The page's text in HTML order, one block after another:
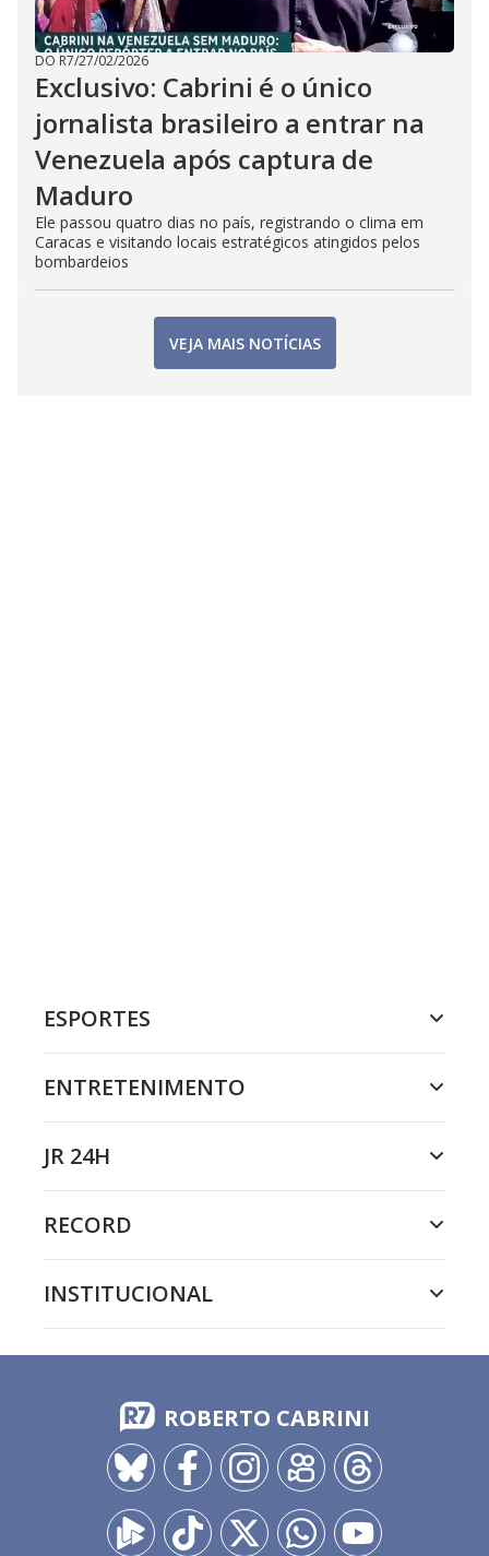
DO R7/27/02/2026
Exclusivo: Cabrini é o único
jornalista brasileiro a entrar na
Venezuela após captura de
Maduro
Ele passou quatro dias no país, registrando o clima em
Caracas e visitando locais estratégicos atingidos pelos
bombardeios
VEJA MAIS NOTÍCIAS
ESPORTES
ENTRETENIMENTO
JR 24H
RECORD
INSTITUCIONAL
ROBERTO CABRINI